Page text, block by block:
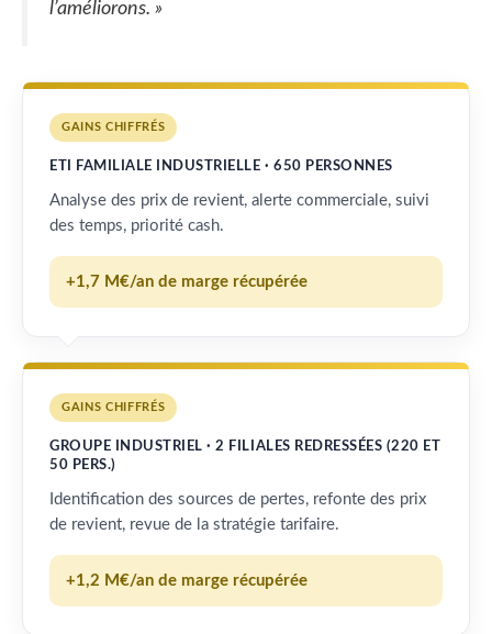
l’améliorons. »
GAINS CHIFFRÉS
ETI FAMILIALE INDUSTRIELLE · 650 PERSONNES
Analyse des prix de revient, alerte commerciale, suivi
des temps, priorité cash.
+1,7 M€/an de marge récupérée
GAINS CHIFFRÉS
GROUPE INDUSTRIEL · 2 FILIALES REDRESSÉES (220 ET
50 PERS.)
Identification des sources de pertes, refonte des prix
de revient, revue de la stratégie tarifaire.
+1,2 M€/an de marge récupérée